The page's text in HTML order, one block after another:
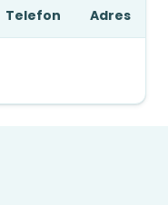
Telefon Adres